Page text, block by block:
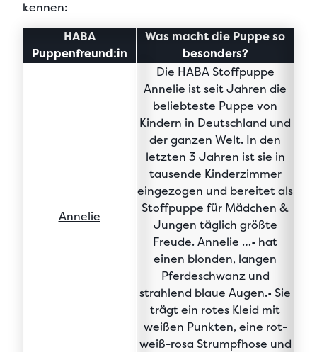
kennen:
HABA
Puppenfreund:in
Was macht die Puppe so
besonders?
Annelie
Die HABA Stoffpuppe
Annelie ist seit Jahren die
beliebteste Puppe von
Kindern in Deutschland und
der ganzen Welt. In den
letzten 3 Jahren ist sie in
tausende Kinderzimmer
eingezogen und bereitet als
Stoffpuppe für Mädchen &
Jungen täglich größte
Freude. Annelie …• hat
einen blonden, langen
Pferdeschwanz und
strahlend blaue Augen.• Sie
trägt ein rotes Kleid mit
weißen Punkten, eine rot-
weiß-rosa Strumpfhose und